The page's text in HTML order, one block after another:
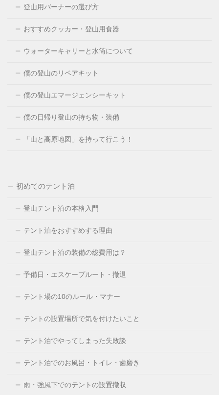
登山用バーナーの選び方
おすすめクッカー・登山用食器
ウォーターキャリーと水筒について
僕の登山のリペアキット
僕の登山エマージェンシーキット
僕の日帰り登山の持ち物・装備
「山と高原地図」を持って行こう！
初めてのテント泊
登山テント泊の本格入門
テント泊をおすすめする理由
登山テント泊の装備の総費用は？
予備日・エスケープルート・撤退
テント場の10のルール・マナー
テントの設置場所で気を付けたいこと
テント泊でやってしまった失敗談
テント泊でのお風呂・トイレ・歯磨き
雨・強風下でのテントの設置撤収